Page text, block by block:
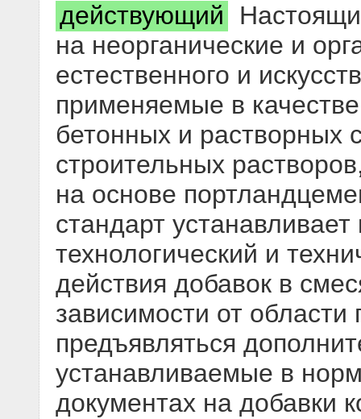
действующий
на неорганические и
естественного и
применяемые в
бетонных и растворных
строительных
на основе
стандарт
технологический и
действия добавок в
зависимости от
предъявляться
устанавливаемые в
документах на добавки